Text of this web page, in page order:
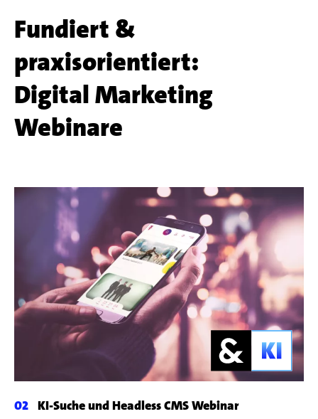
Fundiert &
praxisorientiert:
Digital Marketing
Webinare
KI-Suche und Headless CMS Webinar